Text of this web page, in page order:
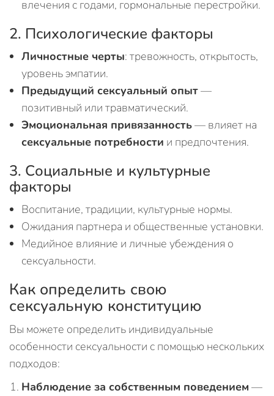
влечения с годами, гормональные перестройки.
2. Психологические факторы
Личностные черты: тревожность, открытость,
уровень эмпатии.
Предыдущий сексуальный опыт—
позитивный или травматический.
Эмоциональная привязанность— влияет на
сексуальные потребности и предпочтения.
3. Социальные и культурные
факторы
Воспитание, традиции, культурные нормы.
Ожидания партнера и общественные установки.
Медийное влияние и личные убеждения о
сексуальности.
Как определить свою
сексуальную конституцию
Вы можете определить индивидуальные
особенности сексуальности с помощью нескольких
подходов:
Наблюдение за собственным поведением —